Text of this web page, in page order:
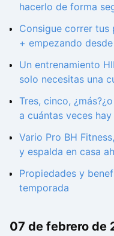
hacerlo de forma
Consigue correr tus
+ empezando
Un entrenamiento
solo necesitas una
Tres, cinco,
a cuántas veces
Vario Pro BH
y espalda en casa
Propiedades y
temporada
07 de febrero de